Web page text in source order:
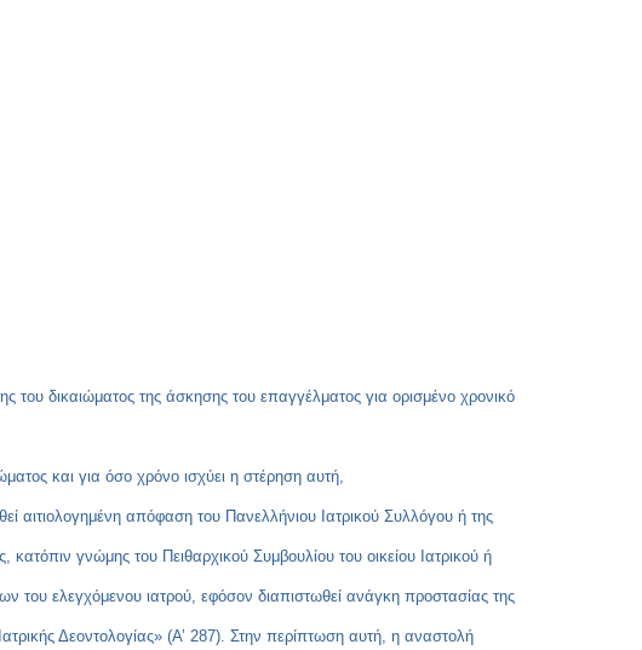
του δικαιώματος της άσκησης του επαγγέλματος για ορισμένο χρονικό
και για όσο χρόνο ισχύει η στέρηση αυτή,
αιτιολογημένη απόφαση του Πανελλήνιου Ιατρικού Συλλόγου ή της
γνώμης του Πειθαρχικού Συμβουλίου του οικείου Ιατρικού ή
του ελεγχόμενου ιατρού, εφόσον διαπιστωθεί ανάγκη προστασίας της
Δεοντολογίας» (Α’ 287). Στην περίπτωση αυτή, η αναστολή